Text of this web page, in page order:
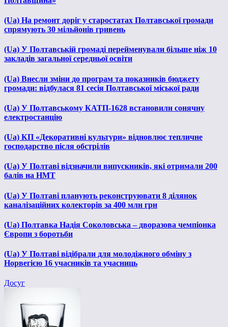
(Ua) На ремонт доріг у старостатах Полтавської громади
спрямують 30 мільйонів гривень
(Ua) У Полтавській громаді перейменували більше ніж 10
закладів загальної середньої освіти
(Ua) Внесли зміни до програм та показників бюджету
громади: відбулася 81 сесія Полтавської міської ради
(Ua) У Полтавському КАТП-1628 встановили сонячну
електростанцію
(Ua) КП «Декоративні культури» відновлює тепличне
господарство після обстрілів
(Ua) У Полтаві відзначили випускників, які отримали 200
балів на НМТ
(Ua) У Полтаві планують реконструювати 8 ділянок
каналізаційних колекторів за 400 млн грн
(Ua) Полтавка Надія Соколовська – дворазова чемпіонка
Європи з боротьби
(Ua) У Полтаві відібрали для молодіжного обміну з
Норвегією 16 учасників та учасниць
Досуг